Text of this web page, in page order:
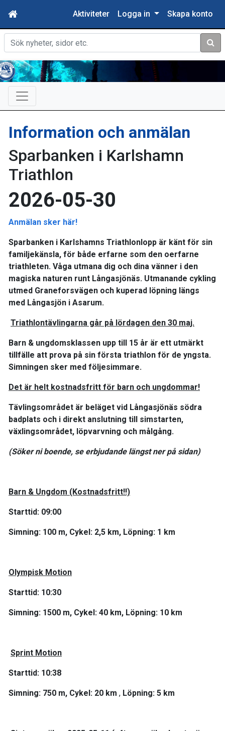
Aktiviteter Logga in Skapa konto
Sök
Information och anmälan
Sparbanken i Karlshamn
Triathlon
2026-05-30
Anmälan sker här!
Sparbanken i Karlshamns Triathlonlopp är känt för sin
familjekänsla, för både erfarne som den oerfarne
triathleten. Våga utmana dig och dina vänner i den
magiska naturen runt Långasjönäs. Utmanande cykling
utmed Graneforsvägen och kuperad löpning längs
med Långasjön i Asarum.
Triathlontävlingarna går på lördagen den 30 maj.
Barn & ungdomsklassen upp till 15 år är ett utmärkt
tillfälle att prova på sin första triathlon för de yngsta.
Simningen sker med följesimmare.
Det är helt kostnadsfritt för barn och ungdommar!
Tävlingsområdet är beläget vid Långasjönäs södra
badplats och i direkt anslutning till simstarten,
växlingsområdet, löpvarvning och målgång.
(Söker ni boende, se erbjudande längst ner på sidan)
Barn & Ungdom (Kostnadsfritt!!)
Starttid: 09:00
Simning: 100 m, Cykel: 2,5 km, Löpning: 1 km
Olympisk Motion
Starttid: 10:30
Simning: 1500 m, Cykel: 40 km, Löpning: 10 km
Sprint Motion
Starttid: 10:38
Simning: 750 m, Cykel: 20 km , Löpning: 5 km